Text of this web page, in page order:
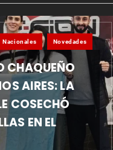
Nacionales Novedades
CHAQUEÑO
AIRES: LA
COSECHÓ
EN EL